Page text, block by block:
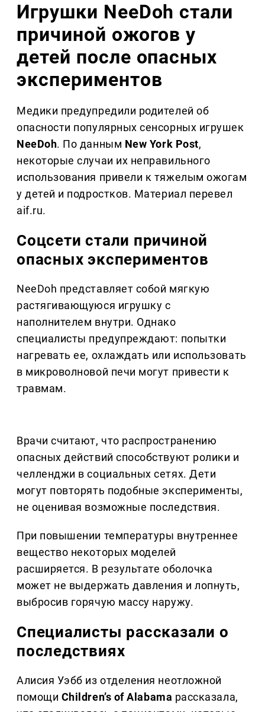
Игрушки NeeDoh стали
причиной ожогов у
детей после опасных
экспериментов
Медики предупредили родителей об
опасности популярных сенсорных игрушек
NeeDoh. По данным New York Post,
некоторые случаи их неправильного
использования привели к тяжелым ожогам
у детей и подростков. Материал перевел
aif.ru.
Соцсети стали причиной
опасных экспериментов
NeeDoh представляет собой мягкую
растягивающуюся игрушку с
наполнителем внутри. Однако
специалисты предупреждают: попытки
нагревать ее, охлаждать или использовать
в микроволновой печи могут привести к
травмам.
Врачи считают, что распространению
опасных действий способствуют ролики и
челленджи в социальных сетях. Дети
могут повторять подобные эксперименты,
не оценивая возможные последствия.
При повышении температуры внутреннее
вещество некоторых моделей
расширяется. В результате оболочка
может не выдержать давления и лопнуть,
выбросив горячую массу наружу.
Специалисты рассказали о
последствиях
Алисия Уэбб из отделения неотложной
помощи Children’s of Alabama рассказала,